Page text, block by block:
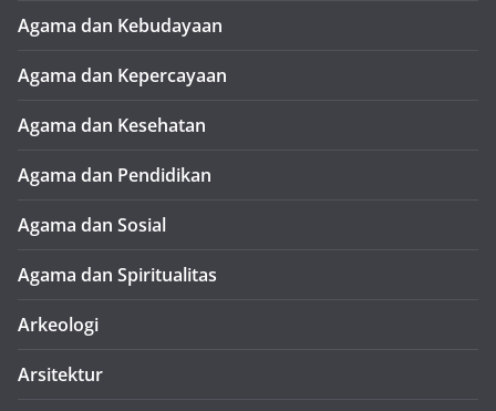
Agama dan Kebudayaan
Agama dan Kepercayaan
Agama dan Kesehatan
Agama dan Pendidikan
Agama dan Sosial
Agama dan Spiritualitas
Arkeologi
Arsitektur